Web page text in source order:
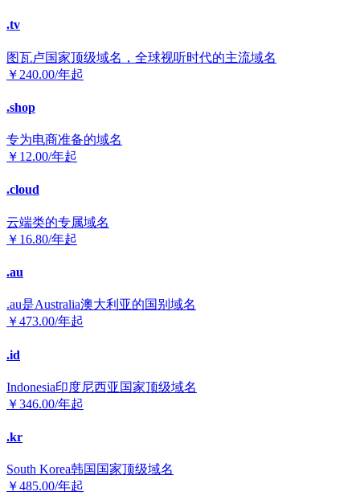
.tv
图瓦卢国家顶级域名，全球视听时代的主流域名
￥ 240.00/年起
.shop
专为电商准备的域名
￥ 12.00/年起
.cloud
云端类的专属域名
￥ 16.80/年起
.au
.au是Australia澳大利亚的国别域名
￥473.00/年起
.id
Indonesia印度尼西亚国家顶级域名
￥346.00/年起
.kr
South Korea韩国国家顶级域名
￥485.00/年起